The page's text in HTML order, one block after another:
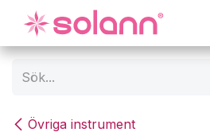
Hoppa till innehåll
Övriga instrument